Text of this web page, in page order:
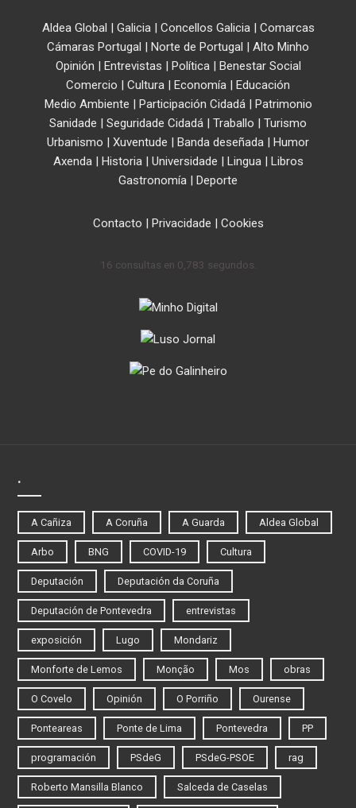
Aldea Global | Galicia| Concellos Galicia| Comarcas
Cámaras Portugal | Norte de Portugal | Alto Minho
Opinión | Entrevistas | Política| Benestar Social
Comercio | Cultura | Economía | Educación
Medio Ambiente | Participación Cidadá| Patrimonio
Sanidade | Seguridade Cidadá | Traballo | Turismo
Urbanismo | Xuventude | Banda deseñada | Humor
Axenda| Historia| Universidade | Lingua| Libros
Gastronomía | Deporte
Contacto | Privacidade | Cookies
16 consultas en 0,783 segundos.
.
A Cañiza A Coruña A Guarda Aldea Global
Arbo BNG COVID-19 Cultura
Deputación Deputación da Coruña
Deputación de Pontevedra entrevistas
exposición Lugo Mondariz
Monforte de Lemos Monção Mos obras
O Covelo Opinión O Porriño Ourense
Ponteareas Ponte de Lima Pontevedra PP
programación PSdeG PSdeG-PSOE rag
Roberto Mansilla Blanco Salceda de Caselas